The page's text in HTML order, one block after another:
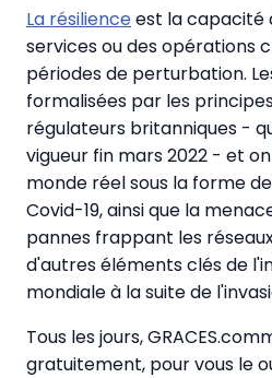
La résilienceest la capacité
services ou des opérations
périodes de perturbation.
formalisées par les
régulateurs britanniques -
vigueur fin mars 2022 - et
monde réel sous la forme
Covid-19, ainsi que la
pannes frappant les
d'autres éléments clés de
mondiale à la suite de
Tous les jours,
gratuitement, pour vous le